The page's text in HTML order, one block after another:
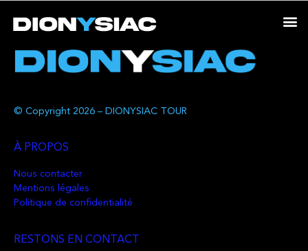
© Copyright 2026 – DIONYSIAC TOUR
À PROPOS
Nous contacter
Mentions légales
Politique de confidentialité
RESTONS EN CONTACT